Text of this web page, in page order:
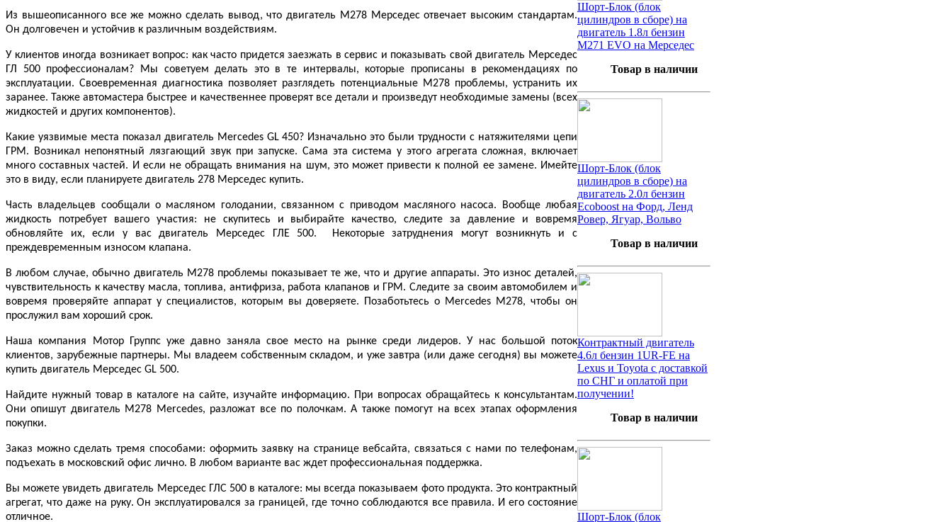
Из вышеописанного все же можно сделать вывод, что двигатель М278 Мерседес отвечает высоким стандартам.
Он долговечен и устойчив к различным воздействиям.
У клиентов иногда возникает вопрос: как часто придется заезжать в сервис и показывать свой двигатель Мерседес
ГЛ 500 профессионалам? Мы советуем делать это в те интервалы, которые прописаны в рекомендациях по
эксплуатации. Своевременная диагностика позволяет разглядеть потенциальные M278 проблемы, устранить их
заранее. Также автомастера быстрее и качественнее проверят все детали и произведут необходимые замены (всех
жидкостей и других компонентов).
Какие уязвимые места показал двигатель Mercedes GL 450? Изначально это были трудности с натяжителями цепи
ГРМ. Возникал непонятный лязгающий звук при запуске. Сама эта система у этого агрегата сложная, включает
много составных частей. И если не обращать внимания на шум, это может привести к полной ее замене. Имейте
это в виду, если планируете двигатель 278 Мерседес купить.
Часть владельцев сообщали о масляном голодании, связанном с приводом масляного насоса. Вообще любая
жидкость потребует вашего участия: не скупитесь и выбирайте качество, следите за давление и вовремя
обновляйте их, если у вас двигатель Мерседес ГЛЕ 500. Некоторые затруднения могут возникнуть и с
преждевременным износом клапана.
В любом случае, обычно двигатель М278 проблемы показывает те же, что и другие аппараты. Это износ деталей,
чувствительность к качеству масла, топлива, антифриза, работа клапанов и ГРМ. Следите за своим автомобилем и
вовремя проверяйте аппарат у специалистов, которым вы доверяете. Позаботьтесь о Mercedes M278, чтобы он
прослужил вам хороший срок.
Наша компания Мотор Группс уже давно заняла свое место на рынке среди лидеров. У нас большой поток
клиентов, зарубежные партнеры. Мы владеем собственным складом, и уже завтра (или даже сегодня) вы можете
купить двигатель Мерседес GL 500.
Найдите нужный товар в каталоге на сайте, изучайте информацию. При вопросах обращайтесь к консультантам.
Они опишут двигатель M278 Mercedes, разложат все по полочкам. А также помогут на всех этапах оформления
покупки.
Заказ можно сделать тремя способами: оформить заявку на странице вебсайта, связаться с нами по телефонам,
подъехать в московский офис лично. В любом варианте вас ждет профессиональная поддержка.
Вы можете увидеть двигатель Мерседес ГЛС 500 в каталоге: мы всегда показываем фото продукта. Это контрактный
агрегат, что даже на руку. Он эксплуатировался за границей, где точно соблюдаются все правила. И его состояние
отличное.
Шорт-Блок (блок
цилиндров в сборе) на
двигатель 1.8л бензин
M271 EVO на Мерседес
Товар в наличии
Шорт-Блок (блок
цилиндров в сборе) на
двигатель 2.0л бензин
Ecoboost на Форд, Ленд
Ровер, Ягуар, Вольво
Товар в наличии
Контрактный двигатель
4.6л бензин 1UR-FE на
Lexus и Toyota с доставкой
по СНГ и оплатой при
получении!
Товар в наличии
Шорт-Блок (блок